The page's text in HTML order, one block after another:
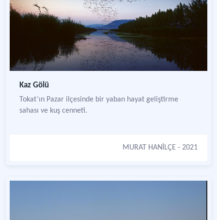
Kaz Gölü
Tokat’ın Pazar ilçesinde bir yaban hayat geliştirme
sahası ve kuş cenneti.
MURAT HANİLÇE - 2021